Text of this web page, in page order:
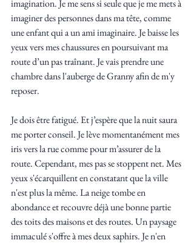
imagination. Je me sens si seule que je me mets à
imaginer des personnes dans ma tête, comme
une enfant qui a un ami imaginaire. Je baisse les
yeux vers mes chaussures en poursuivant ma
route d’un pas traînant. Je vais prendre une
chambre dans l'auberge de Granny afin de m'y
reposer.
Je dois être fatigué. Et j’espère que la nuit saura
me porter conseil. Je lève momentanément mes
iris vers la rue comme pour m’assurer de la
route. Cependant, mes pas se stoppent net. Mes
yeux s'écarquillent en constatant que la ville
n'est plus la même. La neige tombe en
abondance et recouvre déjà une bonne partie
des toits des maisons et des routes. Un paysage
immaculé s'offre à mes deux saphirs. Je n'en